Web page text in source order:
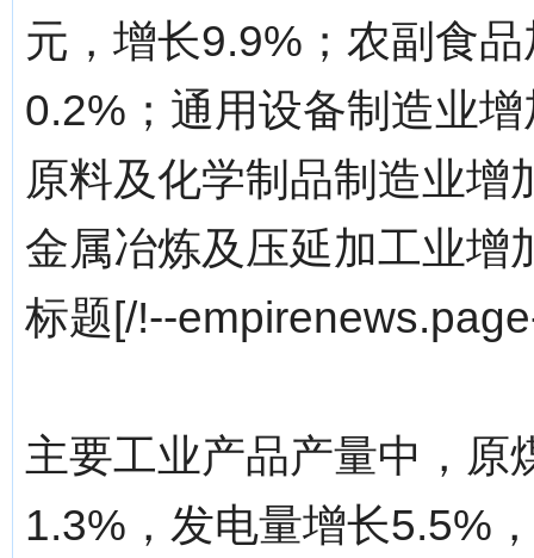
元，增长9.9%；农副食
0.2%；通用设备制造业
原料及化学制品制造业
金属冶炼及压延加工业增
标题[/!--
主要工业产品产量中，原
1.3%，发电量增长5.5%